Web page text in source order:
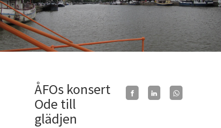
ÅFOs konsert
Ode till
glädjen